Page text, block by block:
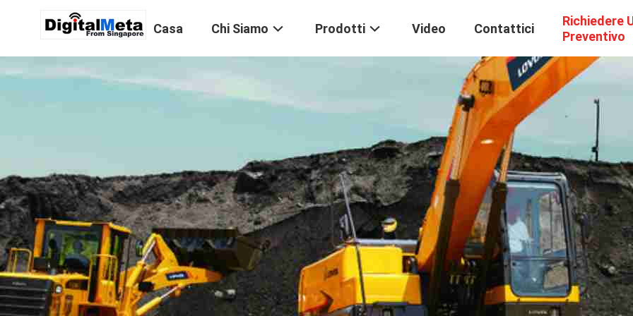
Casa Chi Siamo Prodotti Video Contattici
Richiedere
Preventivo